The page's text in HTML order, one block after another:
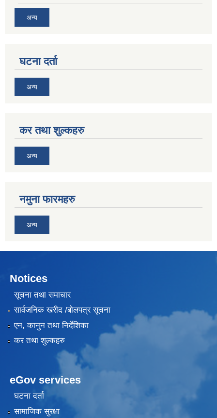
अन्य
घटना दर्ता
अन्य
कर तथा शुल्कहरु
अन्य
नमुना फारमहरु
अन्य
Notices
सूचना तथा समाचार
सार्वजनिक खरीद /बोलपत्र सूचना
एन, कानुन तथा निर्देशिका
कर तथा शुल्कहरु
eGov services
घटना दर्ता
सामाजिक सुरक्षा